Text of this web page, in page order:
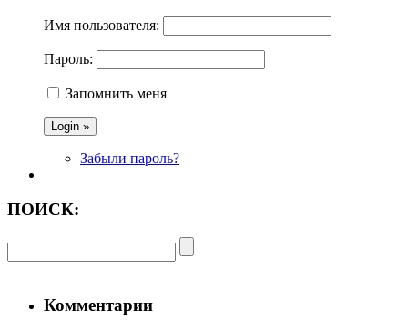
Имя пользователя:
Пароль:
Запомнить меня
Забыли пароль?
ПОИСК:
Комментарии